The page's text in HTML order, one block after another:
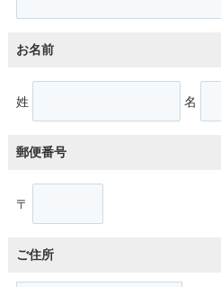
お名前
姓 名
郵便番号
〒
ご住所